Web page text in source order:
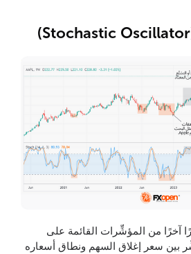
آخرًا من المؤشِّرات القائمة على
بين سعر إغلاق السهم ونطاق أسعاره